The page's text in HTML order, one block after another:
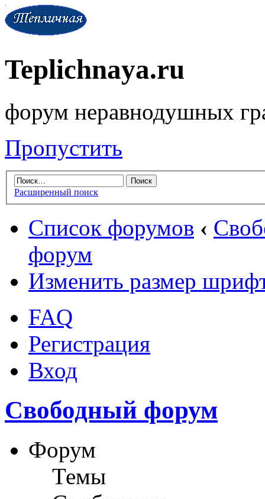
Teplichnaya.ru
форум неравнодушных
Пропустить
Расширенный поиск
Список форумов ‹
форум
Изменить размер
FAQ
Регистрация
Вход
Свободный форум
Форум
Темы